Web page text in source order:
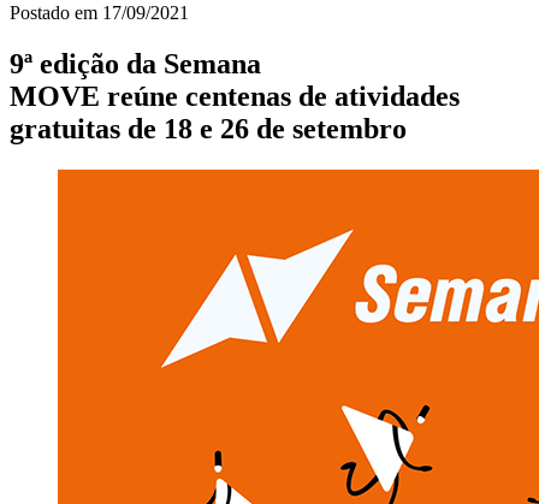
Postado em 17/09/2021
9ª edição da Semana
MOVE reúne centenas de atividades
gratuitas de 18 e 26 de setembro